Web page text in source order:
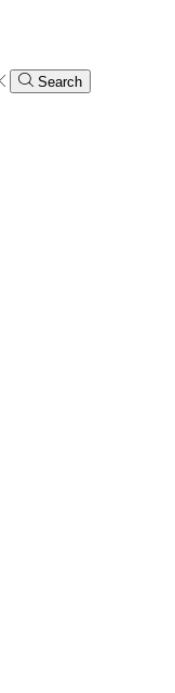
Search